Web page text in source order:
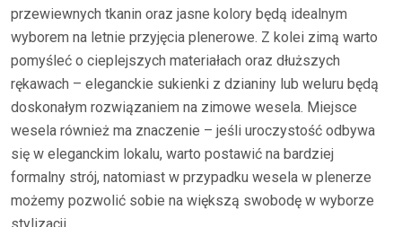
przewiewnych tkanin oraz jasne kolory będą idealnym
wyborem na letnie przyjęcia plenerowe. Z kolei zimą warto
pomyśleć o cieplejszych materiałach oraz dłuższych
rękawach – eleganckie sukienki z dzianiny lub weluru będą
doskonałym rozwiązaniem na zimowe wesela. Miejsce
wesela również ma znaczenie – jeśli uroczystość odbywa
się w eleganckim lokalu, warto postawić na bardziej
formalny strój, natomiast w przypadku wesela w plenerze
możemy pozwolić sobie na większą swobodę w wyborze